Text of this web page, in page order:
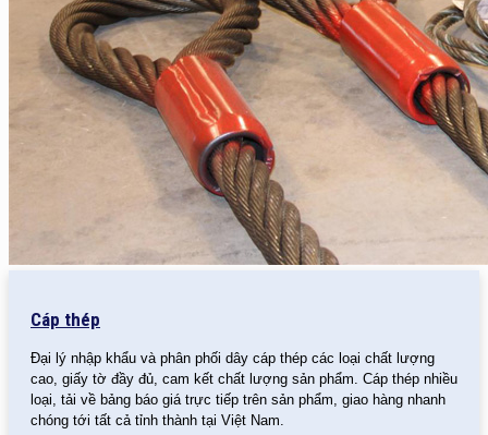
Cáp thép
Đại lý nhập khẩu và phân phối dây cáp thép các loại chất lượng
cao, giấy tờ đầy đủ, cam kết chất lượng sản phẩm. Cáp thép nhiều
loại, tải về bảng báo giá trực tiếp trên sản phẩm, giao hàng nhanh
chóng tới tất cả tỉnh thành tại Việt Nam.